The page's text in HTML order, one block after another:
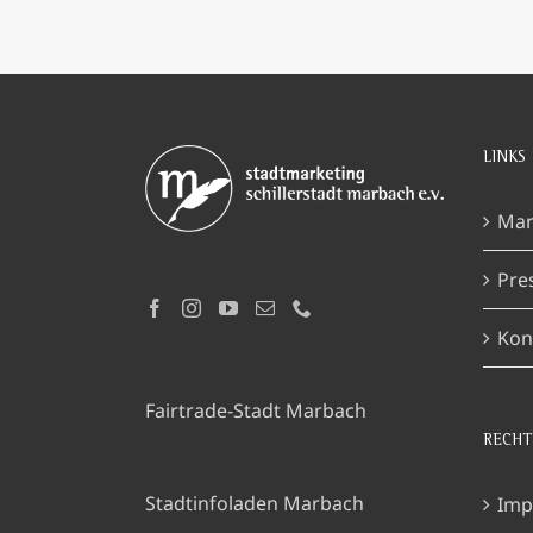
Fairtrade-Stadt Marbach
Stadtinfoladen Marbach
LINKS